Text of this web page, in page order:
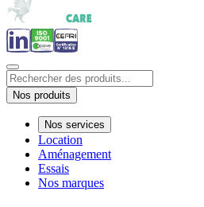
Nos produits
Nos services
Location
Aménagement
Essais
Nos marques